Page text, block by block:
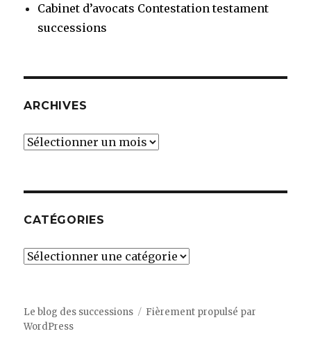
Cabinet d’avocats Contestation testament
successions
ARCHIVES
Archives
CATÉGORIES
Catégories
Le blog des successions
Fièrement propulsé par
WordPress